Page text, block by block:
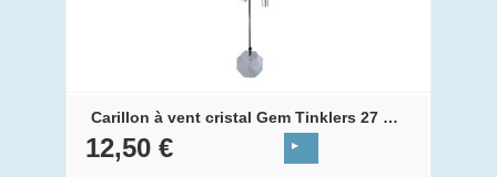
Carillon à vent cristal Gem Tinklers 27 cm Ambre
12,50 €